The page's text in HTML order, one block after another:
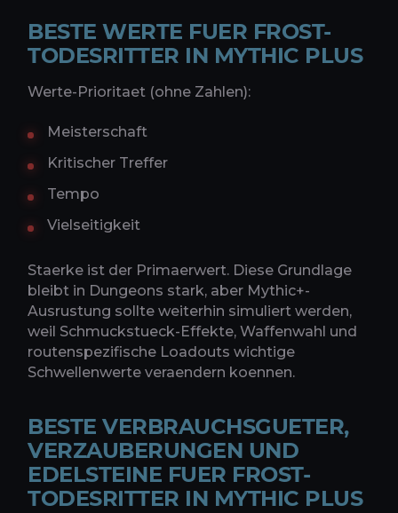
BESTE WERTE FUER FROST-
TODESRITTER IN MYTHIC PLUS
Werte-Prioritaet (ohne Zahlen):
Meisterschaft
Kritischer Treffer
Tempo
Vielseitigkeit
Staerke ist der Primaerwert. Diese Grundlage
bleibt in Dungeons stark, aber Mythic+-
Ausrustung sollte weiterhin simuliert werden,
weil Schmuckstueck-Effekte, Waffenwahl und
routenspezifische Loadouts wichtige
Schwellenwerte veraendern koennen.
BESTE VERBRAUCHSGUETER,
VERZAUBERUNGEN UND
EDELSTEINE FUER FROST-
TODESRITTER IN MYTHIC PLUS